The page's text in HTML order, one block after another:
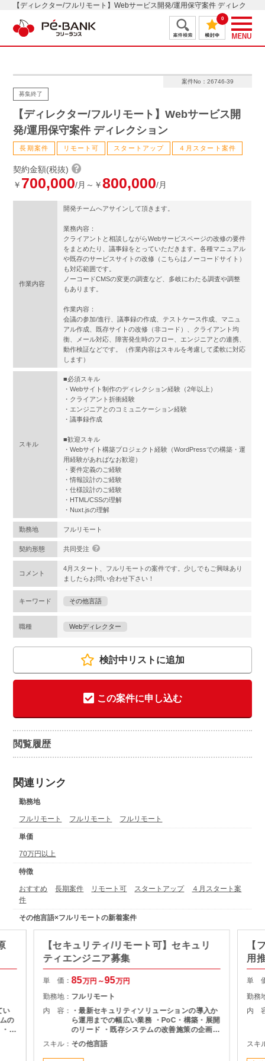
【ディレクター/フルリモート】Webサービス開発/運用保守案件 ディレク
0
案件No：26746-39
募集終了
【ディレクター/フルリモート】Webサービス開
発/運用保守案件 ディレクション
長期案件 リモート可 スタートアップ ４月スタート案件
契約金額(税抜)
￥ 700,000/月～￥800,000/月
作業内容
開発チームへアサインして頂きます。
業務内容：
クライアントと相談しながらWebサービスページの改修の要件
をまとめたり、議事録をとっていただきます。各種マニュアル
や既存のサービスサイトの改修（こちらはノーコードサイト）
も対応範囲です。
ノーコードCMSの変更の調査など、多岐にわたる調査や調整
もあります。
作業内容：
会議の参加/進行、議事録の作成、テストケース作成、マニュ
アル作成、既存サイトの改修（非コード）、クライアント均
衡、メール対応、障害発生時のフロー、エンジニアとの連携、
動作検証などです。（作業内容はスキルを考慮して柔軟に対応
します）
スキル
■必須スキル
・Webサイト制作のディレクション経験（2年以上）
・クライアント折衝経験
・エンジニアとのコミュニケーション経験
・議事録作成
■歓迎スキル
・Webサイト構築プロジェクト経験（WordPressでの構築・運
用経験があればなお歓迎）
・要件定義のご経験
・情報設計のご経験
・仕様設計のご経験
・HTML/CSSの理解
・Nuxt.jsの理解
勤務地 フルリモート
契約形態 共同受注
コメント
4月スタート、フルリモートの案件です。少しでもご興味あり
ましたらお問い合わせ下さい！
キーワード その他言語
職種 Webディレクター
検討中リストに追加
この案件に申し込む
閲覧履歴
関連リンク
勤務地
フルリモート フルリモート フルリモート
単価
70万円以上
特徴
おすすめ 長期案件 リモート可 スタートアップ
４月スタート案
件
その他言語×フルリモートの新着案件
い
の
ユ
【セキュリティ/リモート可】セキュリ
ティエンジニア募集
単 価：85万円～95万円
勤務地： フルリモート
内 容：
・最新セキュリティソリューションの導入か
ら運用までの幅広い業務 ・PoC・構築・展開
のリード ・既存システムの改善施策の企画・
推進 ・メンバー管理
スキル： その他言語
【
用
単
勤務
内
スキ